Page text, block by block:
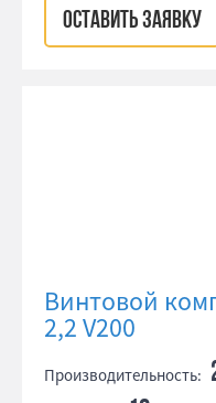
ОСТАВИТЬ ЗАЯВКУ
Винтовой
2,2 V200
Производительность: